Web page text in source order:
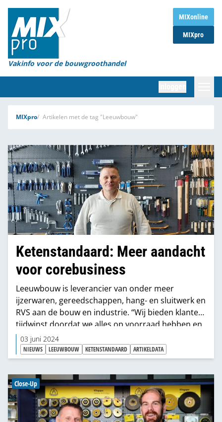
MIXonline
MIXpro
Vakinfo voor de bouwgroothandel
Home
Magazines
Organisaties
Marktcijfers
Word abonnee
Partners
MIXpro Artikelen met de tag "Leeuwbouw"
Ketenstandaard: Meer aandacht
voor corebusiness
Leeuwbouw is leverancier van onder meer
ijzerwaren, gereedschappen, hang- en sluitwerk en
RVS aan de bouw en industrie. “Wij bieden klanten
tijdwinst doordat we alles op voorraad hebben en
vanuit onze vestiging in Zwolle in heel Nederland
leveren,” zegt general manager Robert Collet. “En
doordat we een aanzienlijk deel van onze facturen
via de DICO Standaard versturen, worden facturen
snel geaccordeerd en betaald. Zo besparen we
iedereen tijd en blijft er meer aandacht over voor
de corebusiness.”
03 juni 2024
NIEUWS LEEUWBOUW KETENSTANDAARD ARTIKELDATA
Close-Up